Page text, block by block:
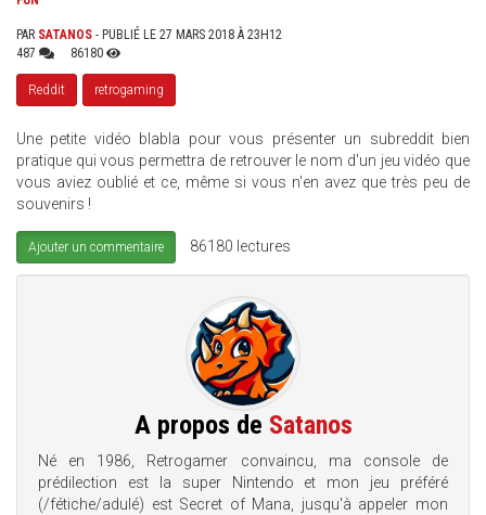
PAR SATANOS - PUBLIÉ LE 27 MARS 2018 À 23H12
487
86180
Reddit retrogaming
Une petite vidéo blabla pour vous présenter un subreddit bien
pratique qui vous permettra de retrouver le nom d'un jeu vidéo que
vous aviez oublié et ce, même si vous n'en avez que très peu de
souvenirs !
Ajouter un commentaire 86180 lectures
A propos de Satanos
Né en 1986, Retrogamer convaincu, ma console de
prédilection est la super Nintendo et mon jeu préféré
(/fétiche/adulé) est Secret of Mana, jusqu'à appeler mon